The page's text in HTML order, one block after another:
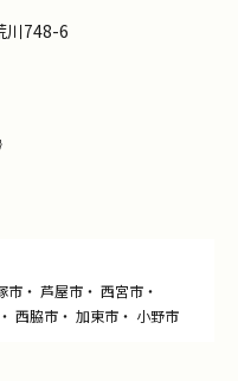
川748-6
市 ・ 芦屋市 ・ 西宮市 ・
・ 西脇市 ・ 加東市 ・ 小野市